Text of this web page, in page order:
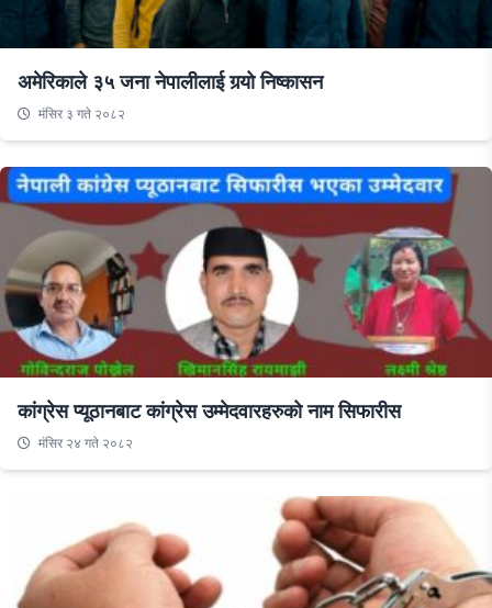
अमेरिकाले ३५ जना नेपालीलाई गर्‍यो निष्कासन
मंसिर ३ गते २०८२
कांग्रेस प्यूठानबाट कांग्रेस उम्मेदवारहरुको नाम सिफारीस
मंसिर २४ गते २०८२